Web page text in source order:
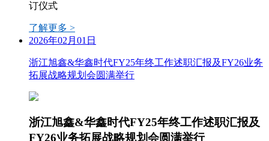
订仪式
了解更多 >
2026年02月01日
浙江旭鑫&华鑫时代FY25年终工作述职汇报及FY26业务
拓展战略规划会圆满举行
浙江旭鑫&华鑫时代FY25年终工作述职汇报及
FY26业务拓展战略规划会圆满举行